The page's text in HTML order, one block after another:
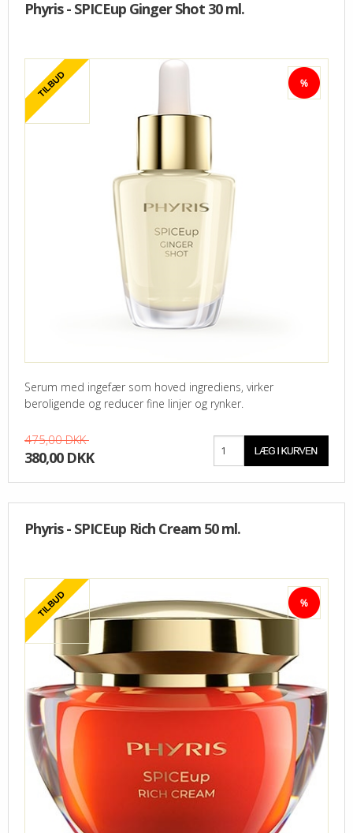
Phyris - SPICEup Ginger Shot 30 ml.
Serum med ingefær som hoved ingrediens, virker
beroligende og reducer fine linjer og rynker.
475,00 DKK
380,00 DKK
Phyris - SPICEup Rich Cream 50 ml.